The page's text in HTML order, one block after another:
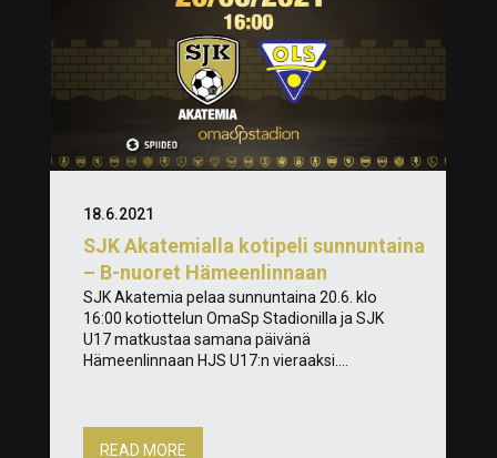
SJK Akatemialla kotipeli sunnuntaina
– B-nuoret Hämeenlinnaan
18.6.2021
SJK Akatemia pelaa sunnuntaina 20.6. klo
16:00 kotiottelun OmaSp Stadionilla ja SJK
U17 matkustaa samana päivänä
Hämeenlinnaan HJS U17:n vieraaksi....
READ MORE